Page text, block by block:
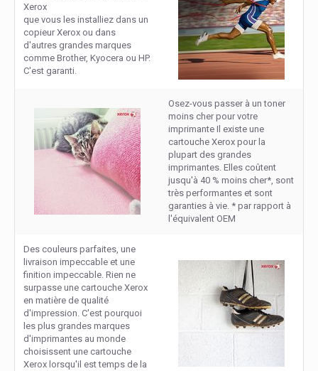
Xerox
que vous les installiez dans un
copieur Xerox ou dans
d'autres grandes marques
comme Brother, Kyocera ou HP.
C'est garanti.
Osez-vous passer à un toner
moins cher pour votre
imprimante Il existe une
cartouche Xerox pour la
plupart des grandes
imprimantes. Elles coûtent
jusqu'à 40 % moins cher*, sont
très performantes et sont
garanties à vie. * par rapport à
l'équivalent OEM
Des couleurs parfaites, une
livraison impeccable et une
finition impeccable. Rien ne
surpasse une cartouche Xerox
en matière de qualité
d'impression. C'est pourquoi
les plus grandes marques
d'imprimantes au monde
choisissent une cartouche
Xerox lorsqu'il est temps de la